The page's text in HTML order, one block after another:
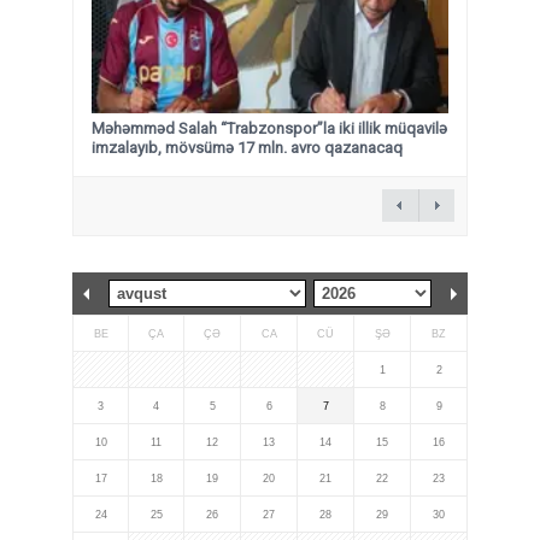
Məhəmməd Salah “Trabzonspor”la iki illik müqavilə
imzalayıb, mövsümə 17 mln. avro qazanacaq
BE ÇA ÇƏ CA CÜ ŞƏ BZ
1 2
3 4 5 6 7 8 9
10 11 12 13 14 15 16
17 18 19 20 21 22 23
24 25 26 27 28 29 30